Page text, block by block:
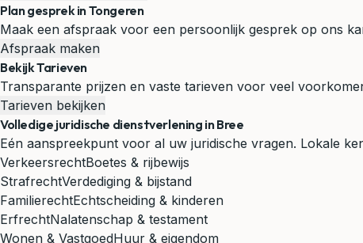
Plan gesprek in Tongeren
Maak een afspraak voor een persoonlijk gesprek op ons
Afspraak maken
Bekijk Tarieven
Transparante prijzen en vaste tarieven voor veel
Tarieven bekijken
Volledige juridische dienstverlening in Bree
Eén aanspreekpunt voor al uw juridische vragen. Lokale
VerkeersrechtBoetes & rijbewijs
StrafrechtVerdediging & bijstand
FamilierechtEchtscheiding & kinderen
ErfrechtNalatenschap & testament
Wonen & VastgoedHuur & eigendom